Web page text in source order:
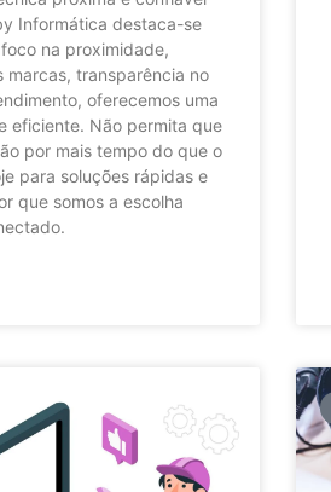
Informática destaca-se
na proximidade,
marcas, transparência no
oferecemos uma
eficiente. Não permita que
por mais tempo do que o
para soluções rápidas e
que somos a escolha